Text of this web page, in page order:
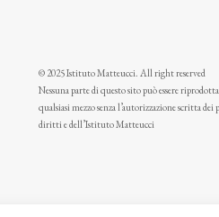
© 2025 Istituto Matteucci. All right reserved
Nessuna parte di questo sito può essere
qualsiasi mezzo senza l’autorizzazione scritta
diritti e dell’Istituto Matteucci